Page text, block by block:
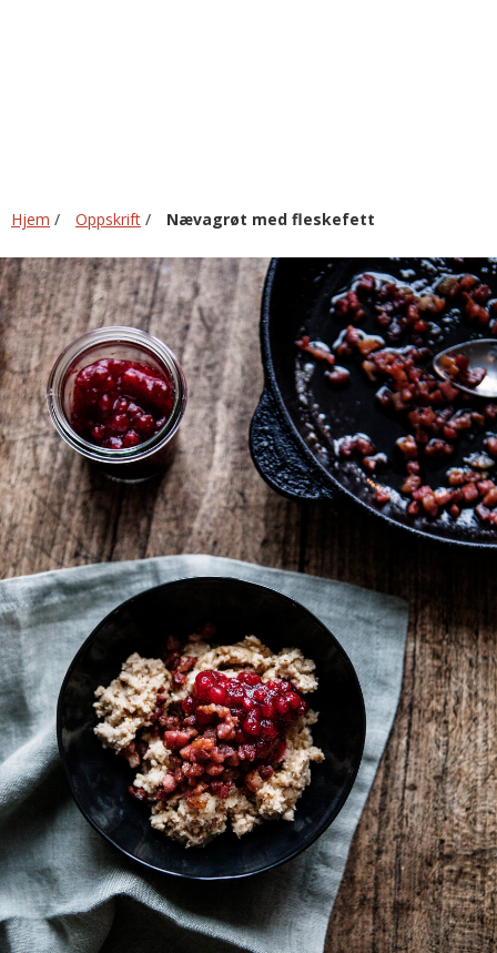
Hjem / Oppskrift / Nævagrøt med fleskefett